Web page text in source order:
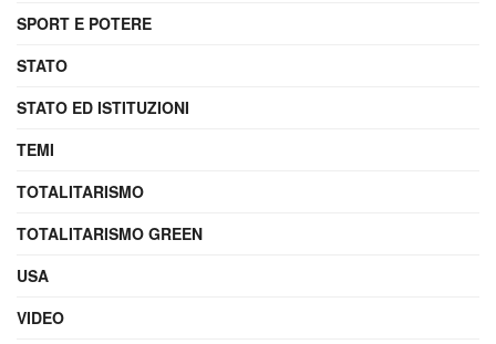
SPORT E POTERE
STATO
STATO ED ISTITUZIONI
TEMI
TOTALITARISMO
TOTALITARISMO GREEN
USA
VIDEO